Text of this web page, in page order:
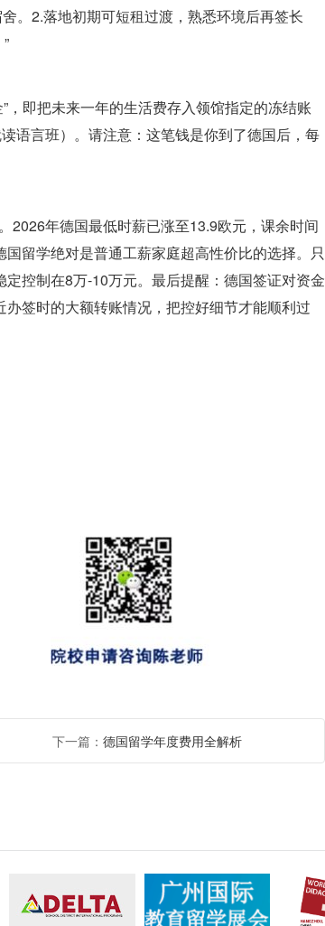
。2.落地初期可短租过渡，熟悉环境后再签长
，即把未来一年的生活费存入领馆指定的冻结账
语言班）。请注意：这笔钱是你到了德国后，每
2026年德国最低时薪已涨至13.9欧元，课余时间
留学绝对是普通工薪家庭超高性价比的选择。只
控制在8万-10万元。最后提醒：德国签证对资金
签时的大额转账情况，把控好细节才能顺利过
下一篇： 德国留学年度费用全解析